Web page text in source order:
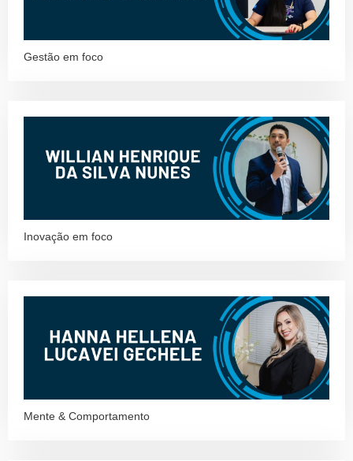
Gestão em foco
Inovação em foco
Mente & Comportamento